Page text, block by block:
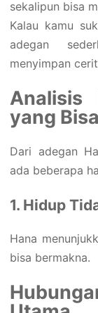
sekalipun bisa
Kalau kamu
adegan
menyimpan
Analisis
yang
Dari adegan
ada beberapa
1. Hidup
Hana
bisa bermakna.